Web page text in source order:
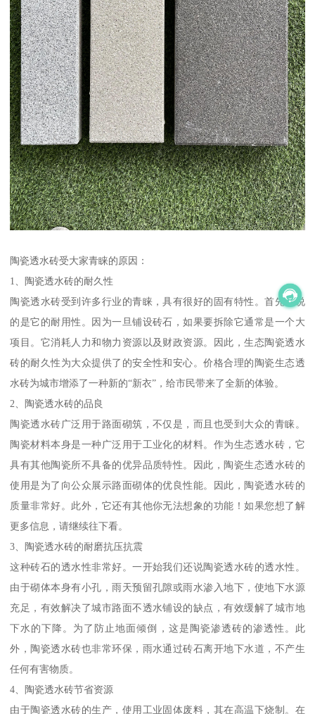
陶瓷透水砖受大家青睐的原因：
1、陶瓷透水砖的耐久性
陶瓷透水砖受到许多行业的青睐，具有很好的固有特性。首先要说
的是它的耐用性。因为一旦铺设砖石，如果要拆除它通常是一个大
项目。它消耗人力和物力资源以及财政资源。因此，生态陶瓷透水
砖的耐久性为大众提供了的安全性和安心。价格合理的陶瓷生态透
水砖为城市增添了一种新的“新衣”，给市民带来了全新的体验。
2、陶瓷透水砖的品良
陶瓷透水砖广泛用于路面砌筑，不仅是，而且也受到大众的青睐。
陶瓷材料本身是一种广泛用于工业化的材料。作为生态透水砖，它
具有其他陶瓷所不具备的优异品质特性。因此，陶瓷生态透水砖的
使用是为了向公众展示路面砌体的优良性能。因此，陶瓷透水砖的
质量非常好。此外，它还有其他你无法想象的功能！如果您想了解
更多信息，请继续往下看。
3、陶瓷透水砖的耐磨抗压抗震
这种砖石的透水性非常好。一开始我们还说陶瓷透水砖的透水性。
由于砌体本身有小孔，雨天预留孔隙或雨水渗入地下，使地下水源
充足，有效解决了城市路面不透水铺设的缺点，有效缓解了城市地
下水的下降。为了防止地面倾倒，这是陶瓷渗透砖的渗透性。此
外，陶瓷透水砖也非常环保，雨水通过砖石离开地下水道，不产生
任何有害物质。
4、陶瓷透水砖节省资源
由于陶瓷透水砖的生产，使用工业固体废料，其在高温下烧制。在